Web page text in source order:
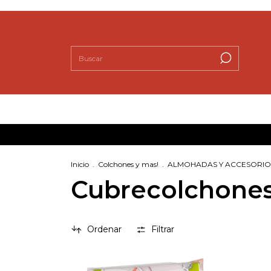
Inicio . Colchones y mas! . ALMOHADAS Y
Ordenar Filtrar